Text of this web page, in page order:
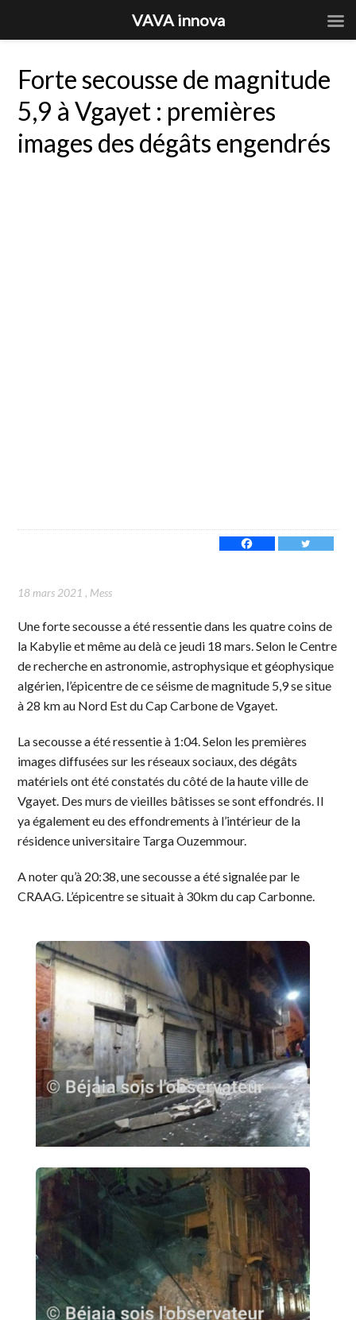
Forte secousse de magnitude
5,9 à Vgayet : premières
images des dégâts engendrés
18 mars 2021 , Mess
Une forte secousse a été ressentie dans les quatre coins de
la Kabylie et même au delà ce jeudi 18 mars. Selon le Centre
de recherche en astronomie, astrophysique et géophysique
algérien, l’épicentre de ce séisme de magnitude 5,9 se situe
à 28 km au Nord Est du Cap Carbone de Vgayet.
La secousse a été ressentie à 1:04. Selon les premières
images diffusées sur les réseaux sociaux, des dégâts
matériels ont été constatés du côté de la haute ville de
Vgayet. Des murs de vieilles bâtisses se sont effondrés. Il
ya également eu des effondrements à l’intérieur de la
résidence universitaire Targa Ouzemmour.
A noter qu’à 20:38, une secousse a été signalée par le
CRAAG. L’épicentre se situait à 30km du cap Carbonne.
VAVA innova